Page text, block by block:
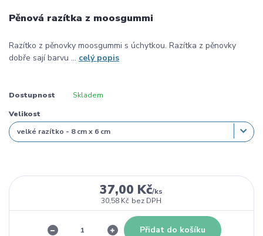
Pěnová razítka z moosgummi
Razítko z pěnovky moosgummi s úchytkou. Razítka z pěnovky
dobře sají barvu ... celý popis
Dostupnost Skladem
Velikost
37,00 Kč/ks
30,58 Kč bez DPH
Přidat do košíku